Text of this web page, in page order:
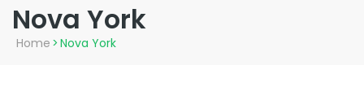
Nova York
Home > Nova York